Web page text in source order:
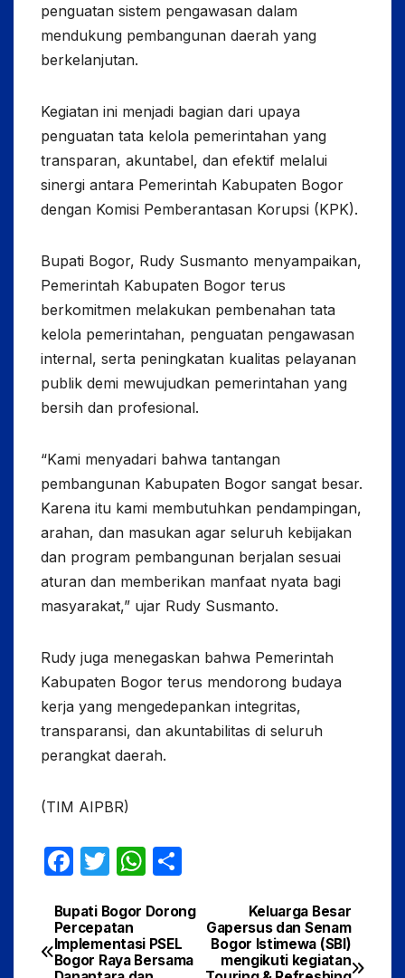
penguatan sistem pengawasan dalam
mendukung pembangunan daerah yang
berkelanjutan.
Kegiatan ini menjadi bagian dari upaya
penguatan tata kelola pemerintahan yang
transparan, akuntabel, dan efektif melalui
sinergi antara Pemerintah Kabupaten Bogor
dengan Komisi Pemberantasan Korupsi (KPK).
Bupati Bogor, Rudy Susmanto menyampaikan,
Pemerintah Kabupaten Bogor terus
berkomitmen melakukan pembenahan tata
kelola pemerintahan, penguatan pengawasan
internal, serta peningkatan kualitas pelayanan
publik demi mewujudkan pemerintahan yang
bersih dan profesional.
“Kami menyadari bahwa tantangan
pembangunan Kabupaten Bogor sangat besar.
Karena itu kami membutuhkan pendampingan,
arahan, dan masukan agar seluruh kebijakan
dan program pembangunan berjalan sesuai
aturan dan memberikan manfaat nyata bagi
masyarakat,” ujar Rudy Susmanto.
Rudy juga menegaskan bahwa Pemerintah
Kabupaten Bogor terus mendorong budaya
kerja yang mengedepankan integritas,
transparansi, dan akuntabilitas di seluruh
perangkat daerah.
(TIM AIPBR)
F
c
e
T
itt
er
W
at
s
ar
Navigasi
pos
Keluarga Besar
Gapersus dan Senam
Bogor Istimewa (SBI)
mengikuti kegiatan
Bupati Bogor Dorong
Percepatan
Implementasi PSEL
Bogor Raya Bersama